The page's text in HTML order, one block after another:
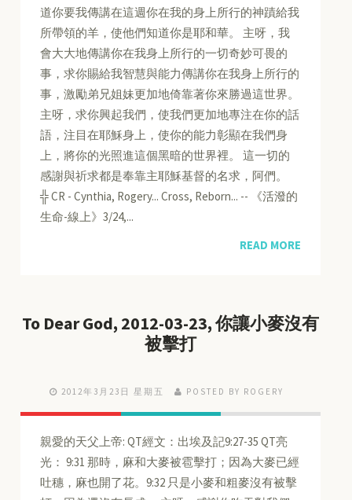
道你要我傳講在這週你在我的身上所行的神蹟給我
所帶領的羊，使他們知道你是耶和華。 主呀，我
會大大地傳講你在我身上所行的一切奇妙可畏的
事，求你賜給我智慧與能力傳講你在我身上所行的
事，激勵弟兄姐妹更加地倚靠著你來勝過這世界。
主呀，求你興起我們，使我們更加地專注在你的話
語，注目在耶穌身上，使你的能力彰顯在我們身
上，將你的光照進這個黑暗的世界裡。 這一切的
感謝與祈求都是奉靠主耶穌基督的名求，阿們。
╬ CR - Cynthia, Rogery... Cross, Reborn... -- 《活潑的
生命-線上》3/24,...
READ MORE
To Dear God, 2012-03-23, 你讓小麥沒有
被擊打
2012年3月23日 星期五 POSTED BY ROGERY
親愛的天父上帝: QT經文：出埃及記9:27-35 QT亮
光： 9:31 那時，麻和大麥被雹擊打；因為大麥已經
吐穗，麻也開了花。9:32 只是小麥和粗麥沒有被擊